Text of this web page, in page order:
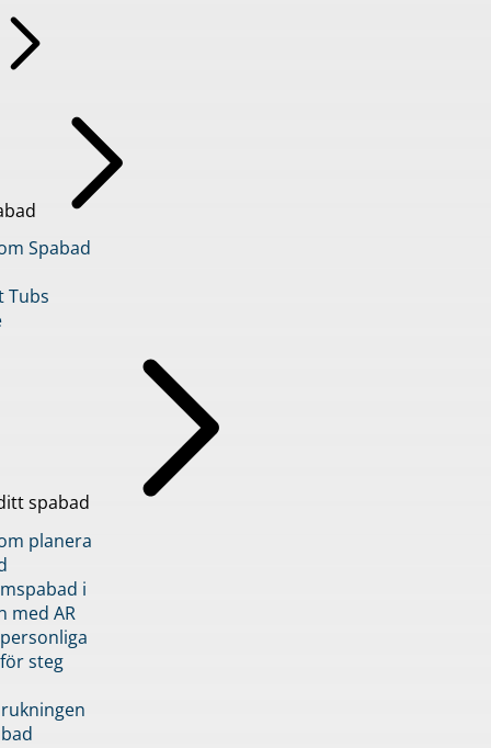
Spabad
Tubs
spabad
planera
i
med AR
steg